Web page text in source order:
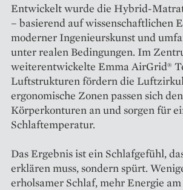
Entwickelt wurde die Hybrid-
– basierend auf wissenschaftlichen
moderner Ingenieurskunst und
unter realen Bedingungen. Im
weiterentwickelte Emma AirGrid®
Luftstrukturen fördern die
ergonomische Zonen passen sich
Körperkonturen an und sorgen für
Schlaftemperatur.
Das Ergebnis ist ein Schlafgefühl,
erklären muss, sondern spürt.
erholsamer Schlaf, mehr Energie